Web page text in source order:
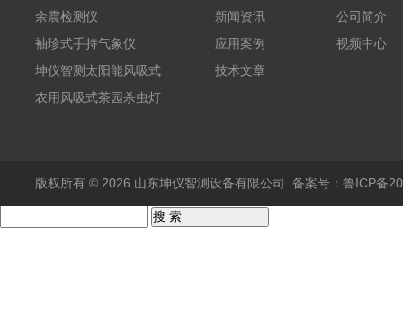
余震检测仪
袖珍式手持气象仪
坤仪智测太阳能风吸式
杀虫灯
农用风吸式茶园杀虫灯
新闻资讯
应用案例
技术文章
公司简介
视频中心
版权所有 © 2026 山东坤仪智测设备有限公司 备案号：鲁ICP备